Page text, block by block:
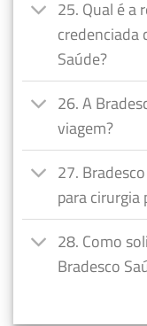
25. Qual é a
credenciada
Saúde?
26. A
viagem?
27.
para cirurgia
28. Como
Bradesco